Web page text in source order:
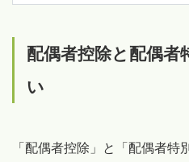
配偶者控除と配偶者
い
「配偶者控除」と「配偶者